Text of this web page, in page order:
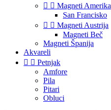
  Magneti Amerika
San Francisko
  Magneti Austrija
Magneti Beč
Magneti Španija
Akvareli
  Petnjak
Amfore
Pila
Pitari
Obluci